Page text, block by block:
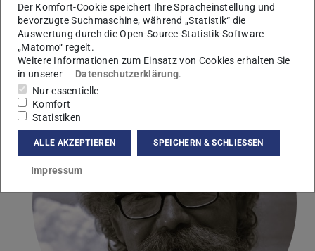
”
Der Komfort-Cookie speichert Ihre Spracheinstellung und
bevorzugte Suchmaschine, während „Statistik“ die
Auswertung durch die Open-Source-Statistik-Software
„Matomo“ regelt.
Weitere Informationen zum Einsatz von Cookies erhalten Sie
in unserer
Datenschutzerklärung.
Nur essentielle
Komfort
Statistiken
ALLE AKZEPTIEREN SPEICHERN & SCHLIESSEN
Impressum